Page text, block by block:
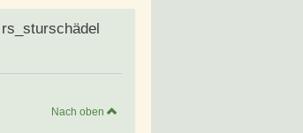
rs_sturschädel
Nach oben